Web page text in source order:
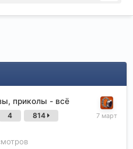
приколы - всё
4 814